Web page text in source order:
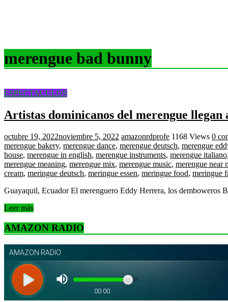
merengue bad bunny
ESPECTACULOS
Artistas dominicanos del merengue llegan
octubre 19, 2022noviembre 5, 2022 amazonrdprofe 1168 Views 0
merengue bakery, merengue dance, merengue deutsch, merengue
house, merengue in english, merengue instruments, merengue italiano,
merengue meaning, merengue mix, merengue music, merengue near
cream, meringue deutsch, meringue essen, meringue food, meringue
Guayaquil, Ecuador El merenguero Eddy Herrera, los demboweros
Leer más
AMAZON RADIO